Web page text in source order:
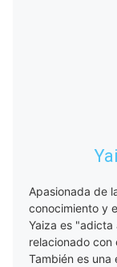
Apasionada de
conocimiento y
Yaiza es
relacionado con
También es una